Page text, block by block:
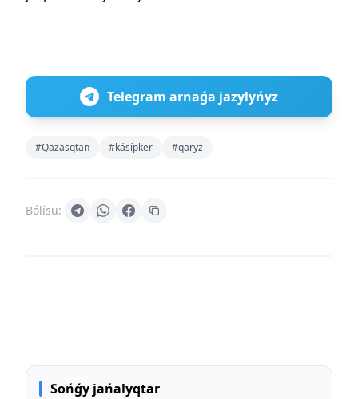
Telegram arnaǵa jazylyńyz
#Qazasqtan #kásípker #qaryz
Bólísu:
Sońǵy jańalyqtar